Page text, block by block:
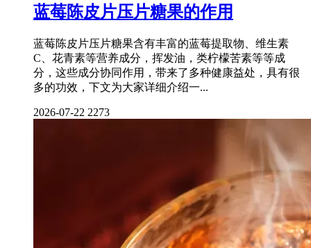
蓝莓陈皮片压片糖果的作用
蓝莓陈皮片压片糖果含有丰富的蓝莓提取物、维生素
C、花青素等营养成分，挥发油，类柠檬苦素等等成
分，这些成分协同作用，带来了多种健康益处，具有很
多的功效，下文为大家详细介绍一...
2026-07-22 2273